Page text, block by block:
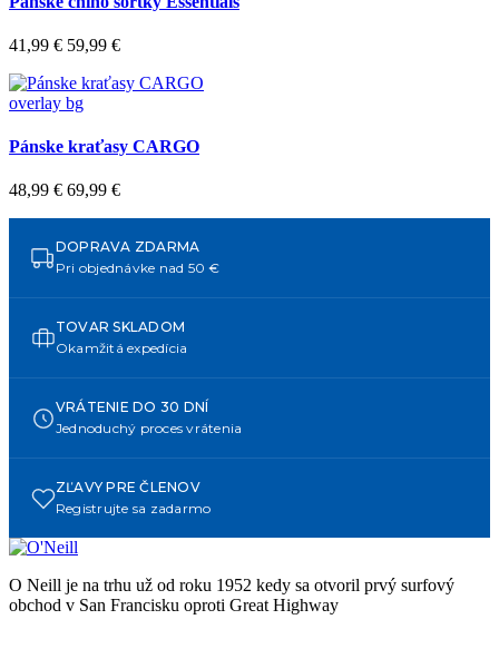
41,99 € 59,99 €
overlay bg
Pánske kraťasy CARGO
48,99 € 69,99 €
DOPRAVA ZDARMA
Pri objednávke nad 50 €
TOVAR SKLADOM
Okamžitá expedícia
VRÁTENIE DO 30 DNÍ
Jednoduchý proces vrátenia
ZĽAVY PRE ČLENOV
Registrujte sa zadarmo
O Neill je na trhu už od roku 1952 kedy sa otvoril prvý surfový
obchod v San Francisku oproti Great Highway